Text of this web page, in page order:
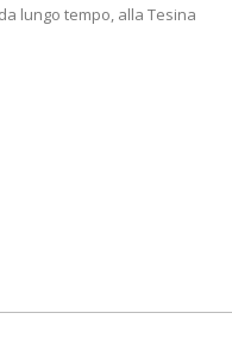
lungo tempo, alla Tesina